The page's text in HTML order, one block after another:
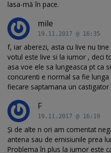
lasa-mă în pace.
mile
19.11.2017 @ 16:35
f, iar aberezi, asta cu live nu
votul este live si la iumor , deci
asa voe ele sa lungeasca pt ca
concurenti e normal sa fie
fiecare saptamana un castigator
F
19.11.2017 @ 16:19
Și de alte n ori am comentat
antena sau de emisiunile prea
Problema în plus la iumor este